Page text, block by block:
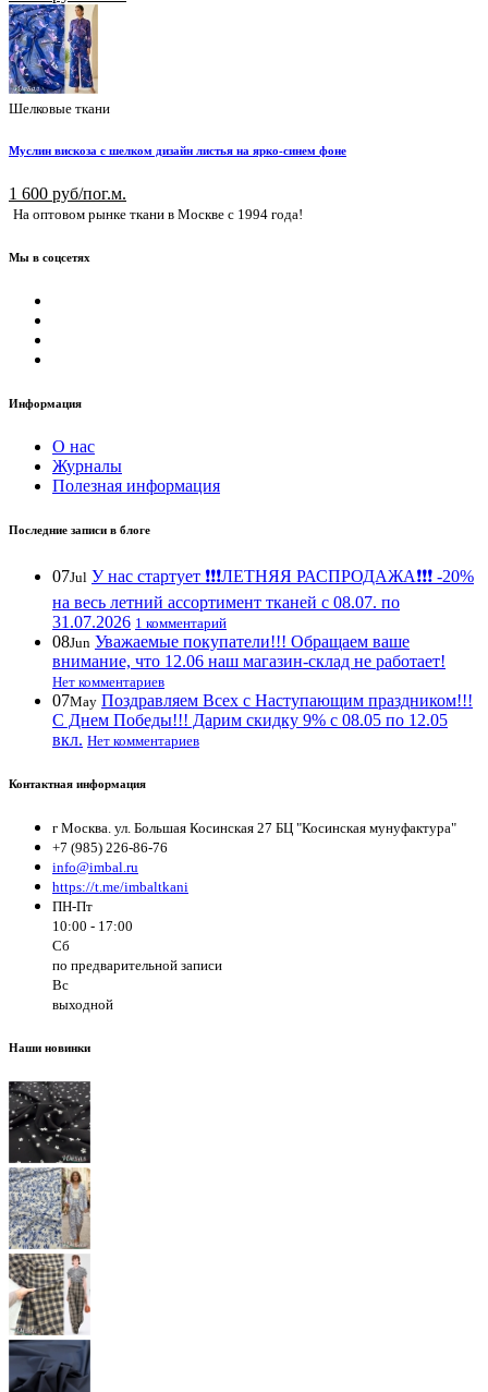
Шелковые ткани
Муслин вискоза с шелком дизайн листья на ярко-синем фоне
1 600 руб/пог.м.
На оптовом рынке ткани в Москве с 1994 года!
Мы в соцсетях
Информация
О нас
Журналы
Полезная информация
Последние записи в блоге
07Jul У нас стартует ❗️❗️❗️ЛЕТНЯЯ РАСПРОДАЖА❗️❗️❗️ -20%
на весь летний ассортимент тканей с 08.07. по
31.07.2026 1 комментарий
08Jun Уважаемые покупатели!!! Обращаем ваше
внимание, что 12.06 наш магазин-склад не работает!
Нет комментариев
07May Поздравляем Всех с Наступающим праздником!!!
С Днем Победы!!! Дарим скидку 9% с 08.05 по 12.05
вкл. Нет комментариев
Контактная информация
г Москва. ул. Большая Косинская 27 БЦ "Косинская мунуфактура"
+7 (985) 226-86-76
info@imbal.ru
https://t.me/imbaltkani
ПН-Пт
10:00 - 17:00
Сб
по предварительной записи
Вс
выходной
Наши новинки